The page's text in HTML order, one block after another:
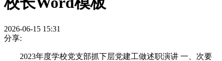
2026-06-15 15:31
分享:
2023年度学校党支部抓下层党建工做述职演讲 一、次要